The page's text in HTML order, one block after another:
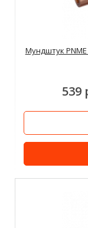
Мундштук PNME
539